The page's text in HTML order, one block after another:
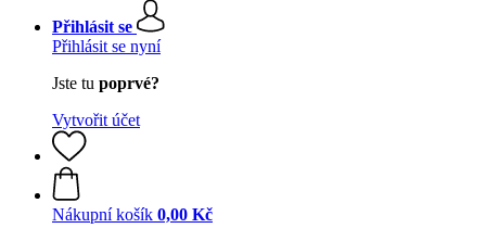
Přihlásit se
Přihlásit se nyní
Jste tu poprvé?
Vytvořit účet
Nákupní košík 0,00 Kč